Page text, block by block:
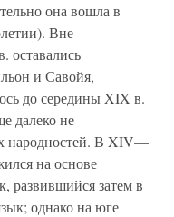
она вошла в
Вне
оставались
и Савойя,
до середины XIX в.
далеко не
народностей. В XIV—
на основе
развившийся затем в
однако на юге